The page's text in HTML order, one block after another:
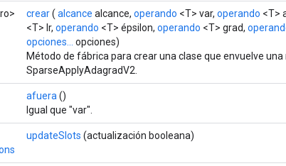
crear( alcance alcance, operando <T> var, operando <T>
<T> lr, operando <T> épsilon, operando <T> grad,
opciones...
opciones)
Método de fábrica para crear una clase que envuelve
SparseApplyAdagradV2.
afuera ()
Igual que "var".
updateSlots (actualización booleana)